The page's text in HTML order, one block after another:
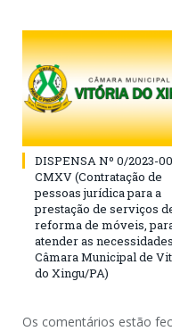
DISPENSA Nº 0/2023-
CMXV (Contratação de
pessoas jurídica para a
prestação de serviços
reforma de móveis,
atender as
Câmara Municipal de
do Xingu/PA)
Os comentários estão